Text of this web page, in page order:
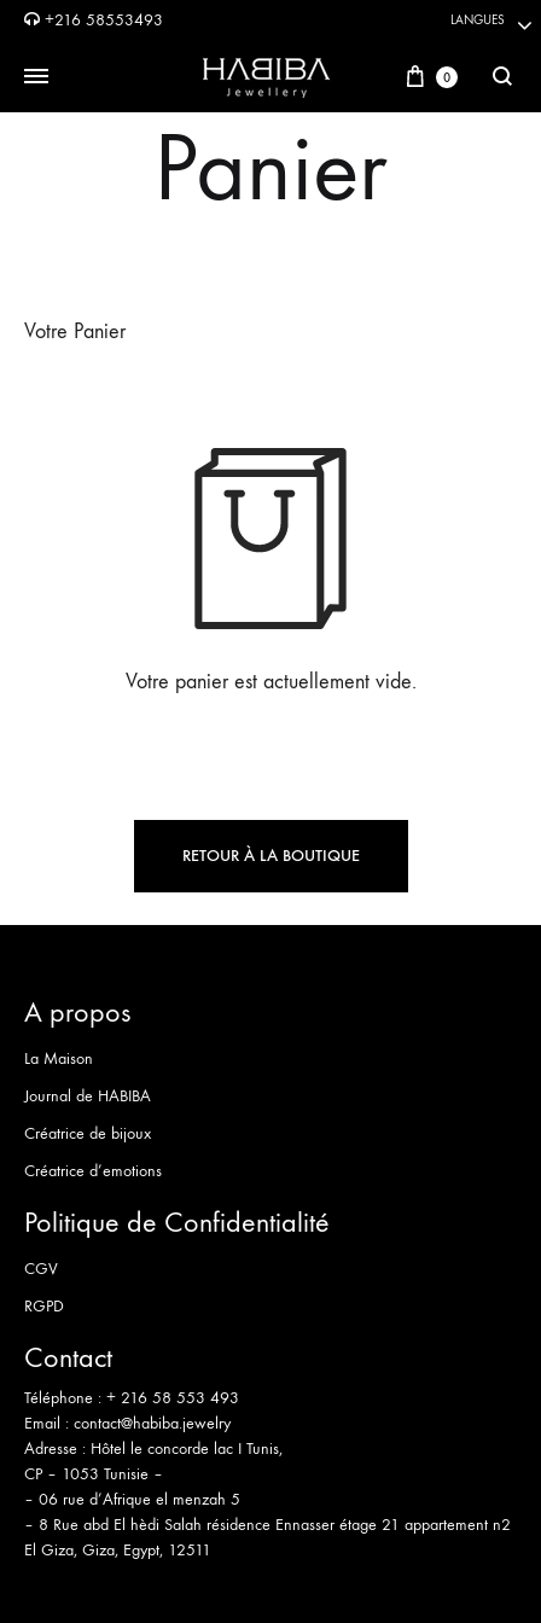
+216 58553493 LANGUES
Panier
0
Panier
Votre Panier
Votre panier est actuellement vide.
RETOUR À LA BOUTIQUE
A propos
La Maison
Journal de HABIBA
Créatrice de bijoux
Créatrice d’emotions
Politique de Confidentialité
CGV
RGPD
Contact
Téléphone : + 216 58 553 493
Email : contact@habiba.jewelry
Adresse : Hôtel le concorde lac I Tunis,
CP – 1053 Tunisie –
– 06 rue d’Afrique el menzah 5
– 8 Rue abd El hèdi Salah résidence Ennasser étage 21 appartement n2
El Giza, Giza, Egypt, 12511